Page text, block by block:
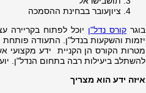
ציוןעובר בבחינת ההסמכה
בוגר קורס נדל"ן יוכל לפתוח בקריירה
יזמות והשקעות בנדל"ן. התעודה פותחת
מטרות הקורס הן הקניית ידע מקצועי
להשתלב ביעילות רבה בתחום הנדל"ן.
איזה ידע הוא מצריך